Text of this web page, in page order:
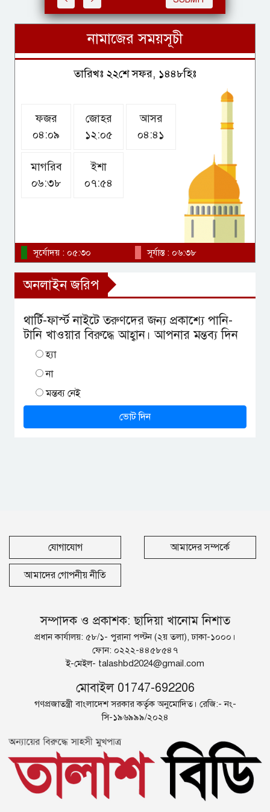
দৌলতপুরে সড়ক নির্মাণ ও ড্রেনেজ
কাজের শুভ উদ্বোধন
শৈলকুপায় ৫শ গ্রাম গাঁজাসহ আটক
বিয়ে নয়, আপাতত একাই সুখী আমি,
বদলাতেও আপত্তি নেই: অমীষা
নামাজের সময়সূচী
তারিখঃ ২২শে সফর, ১৪৪৮হিঃ
ফজর
০৪:০৯
জোহর
১২:০৫
আসর
০৪:৪১
মাগরিব
০৬:৩৮
ইশা
০৭:৫৪
সূর্যোদয় : ০৫:৩০ সূর্যাস্ত : ০৬:৩৮
অনলাইন জরিপ
থার্টি-ফার্স্ট নাইটে তরুণদের জন্য প্রকাশ্যে পানি-
টানি খাওয়ার বিরুদ্ধে আহ্বান। আপনার মন্তব্য দিন
হ্যা
না
মন্তব্য নেই
ভোট দিন
যোগাযোগ আমাদের সম্পর্কে
আমাদের গোপনীয় নীতি
সম্পাদক ও প্রকাশক: ছাদিয়া খানোম নিশাত
প্রধান কার্যালয়: ৫৮/১- পুরানা পল্টন (২য় তলা), ঢাকা-১০০০।
ফোন: ০২২২-৪৪৫৮৫৪৭
ই-মেইল- talashbd2024@gmail.com
মোবাইল 01747-692206
গণপ্রজাতন্ত্রী বাংলাদেশ সরকার কর্তৃক অনুমোদিত। রেজি:- নং-
সি-১৯৬৯৯৯/২০২৪